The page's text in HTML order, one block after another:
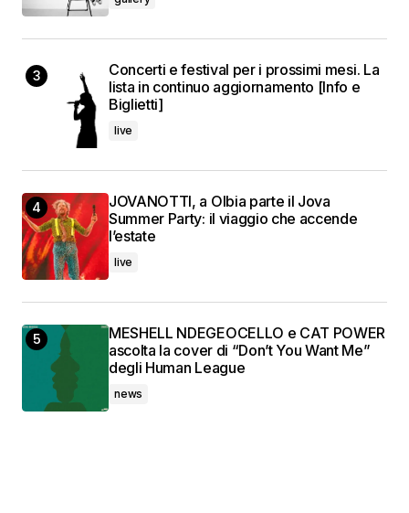
Concerti e festival per i prossimi mesi. La
lista in continuo aggiornamento [Info e
Biglietti]
live
JOVANOTTI, a Olbia parte il Jova
Summer Party: il viaggio che accende
l’estate
live
MESHELL NDEGEOCELLO e CAT POWER
ascolta la cover di “Don’t You Want Me”
degli Human League
news